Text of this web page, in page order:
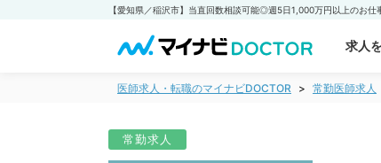
求人
医師求人・転職のマイナビDOCTOR 常勤医師求人
常勤求人